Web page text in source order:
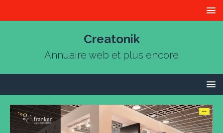
Creatonik
Annuaire web et plus encore